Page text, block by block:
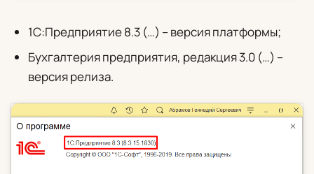
1С:Предприятие 8.3 (…) – версия платформы;
Бухгалтерия предприятия, редакция 3.0 (…) –
версия релиза.